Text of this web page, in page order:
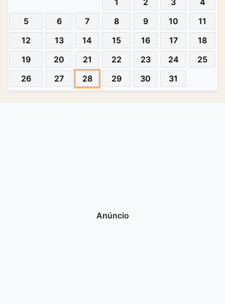
1
2 3
4
5
6 7 8 9 10
11
12
13 14 15 16 17
18
19
20 21 22 23 24
25
26
27 28 29 30 31